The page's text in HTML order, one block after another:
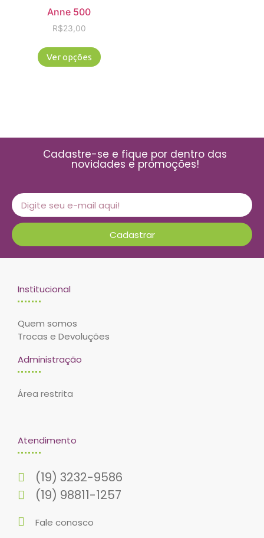
Anne 500
R$23,00
Ver opções
Cadastre-se e fique por dentro das
novidades e promoções!
Cadastrar
Institucional
Quem somos
Trocas e Devoluções
Administração
Área restrita
Atendimento
(19) 3232-9586
(19) 98811-1257
Fale conosco